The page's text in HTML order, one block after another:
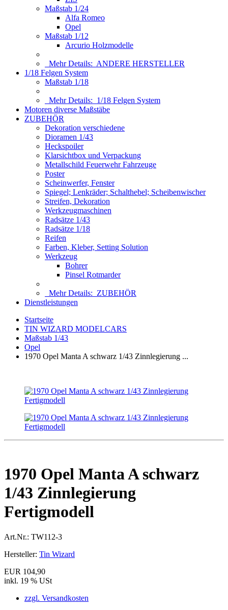
Maßstab 1/24
Alfa Romeo
Opel
Maßstab 1/12
Arcurio Holzmodelle
Mehr Details: ANDERE HERSTELLER
1/18 Felgen System
Maßstab 1/18
Mehr Details: 1/18 Felgen System
Motoren diverse Maßstäbe
ZUBEHÖR
Dekoration verschiedene
Dioramen 1/43
Heckspoiler
Klarsichtbox und Verpackung
Metallschild Feuerwehr Fahrzeuge
Poster
Scheinwerfer, Fenster
Spiegel; Lenkräder; Schalthebel; Scheibenwischer
Streifen, Dekoration
Werkzeugmaschinen
Radsätze 1/43
Radsätze 1/18
Reifen
Farben, Kleber, Setting Solution
Werkzeug
Bohrer
Pinsel Rotmarder
Mehr Details: ZUBEHÖR
Dienstleistungen
Startseite
TIN WIZARD MODELCARS
Maßstab 1/43
Opel
1970 Opel Manta A schwarz 1/43 Zinnlegierung ...
1970 Opel Manta A schwarz
1/43 Zinnlegierung
Fertigmodell
Art.Nr.: TW112-3
Hersteller: Tin Wizard
EUR 104,90
inkl. 19 % USt
zzgl. Versandkosten